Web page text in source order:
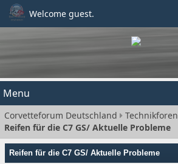
Welcome guest.
Menu
Corvetteforum Deutschland Technikforen
Reifen für die C7 GS/ Aktuelle Probleme
Reifen für die C7 GS/ Aktuelle Probleme